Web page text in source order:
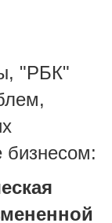
"РБК"
бизнесом: